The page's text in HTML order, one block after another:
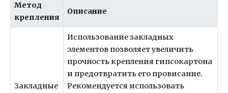
Метод
крепления
Описание
Закладные
Использование закладных
элементов позволяет увеличить
прочность крепления гипсокартона
и предотвратить его провисание.
Рекомендуется использовать